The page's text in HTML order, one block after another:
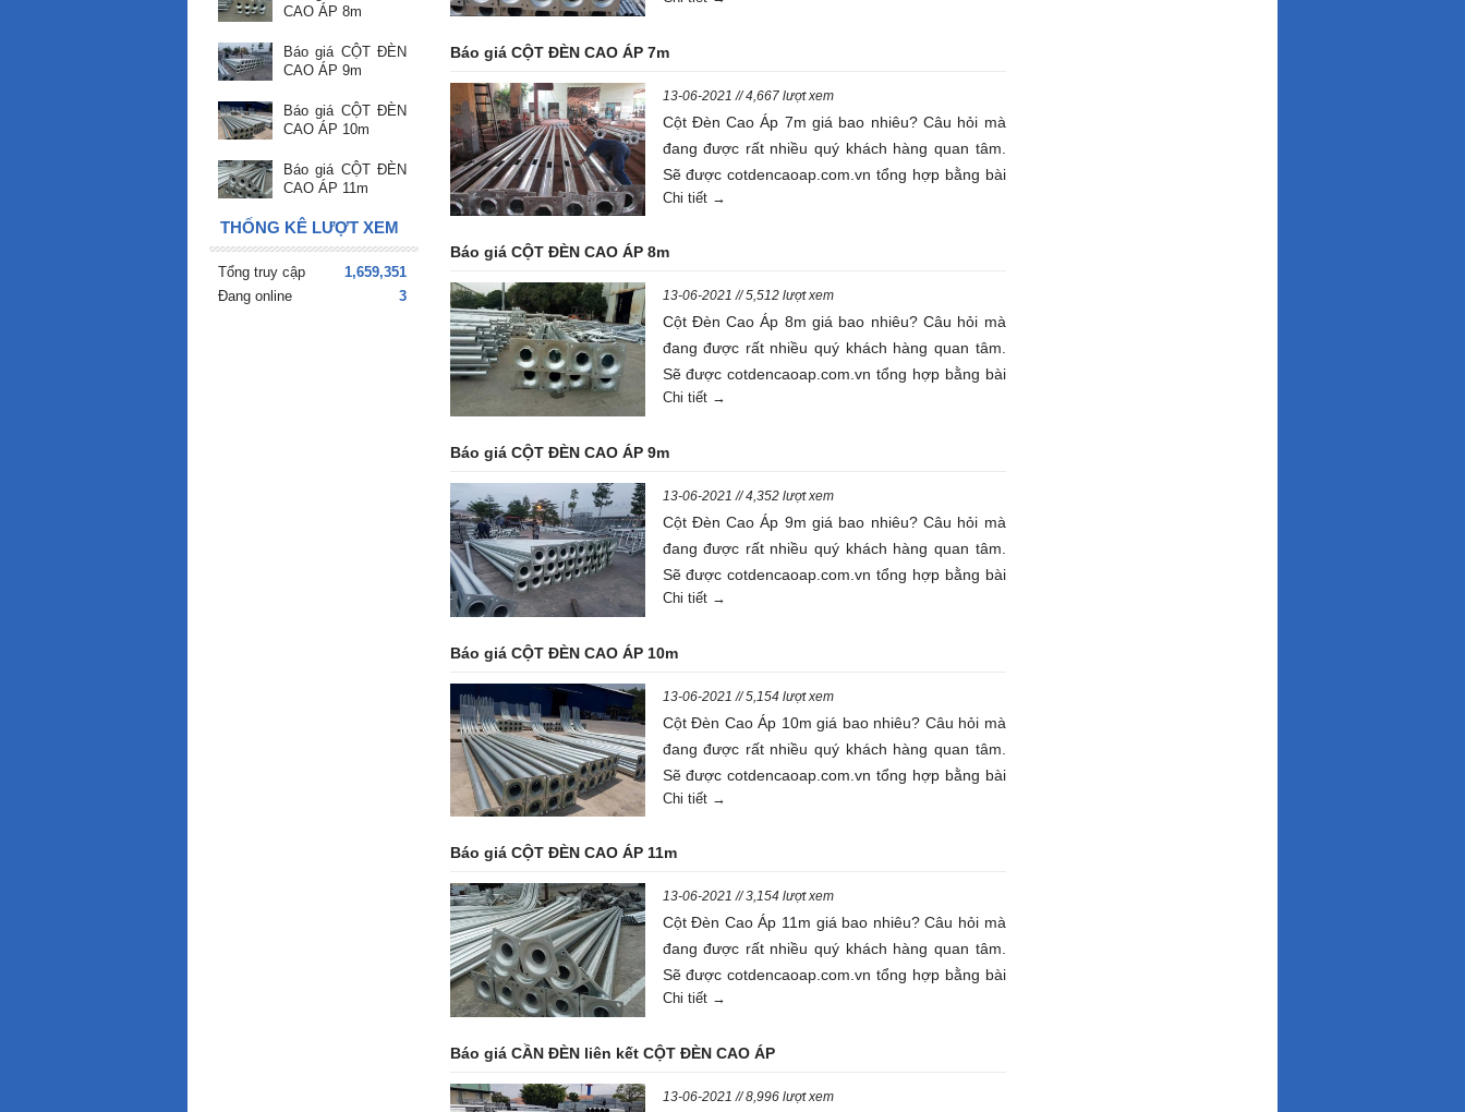
Báo giá CỘT ĐÈN CAO ÁP 7m
13-06-2021 // 4,667 lượt xem
Cột Đèn Cao Áp 7m giá bao nhiêu? Câu hỏi mà
đang được rất nhiều quý khách hàng quan tâm.
Sẽ được cotdencaoap.com.vn tổng hợp bằng bài
viết dưới đây
Chi tiết →
Báo giá CỘT ĐÈN CAO ÁP 8m
13-06-2021 // 5,512 lượt xem
Cột Đèn Cao Áp 8m giá bao nhiêu? Câu hỏi mà
đang được rất nhiều quý khách hàng quan tâm.
Sẽ được cotdencaoap.com.vn tổng hợp bằng bài
viết dưới đây
Chi tiết →
Báo giá CỘT ĐÈN CAO ÁP 9m
13-06-2021 // 4,352 lượt xem
Cột Đèn Cao Áp 9m giá bao nhiêu? Câu hỏi mà
đang được rất nhiều quý khách hàng quan tâm.
Sẽ được cotdencaoap.com.vn tổng hợp bằng bài
viết dưới đây
Chi tiết →
Báo giá CỘT ĐÈN CAO ÁP 10m
13-06-2021 // 5,154 lượt xem
Cột Đèn Cao Áp 10m giá bao nhiêu? Câu hỏi mà
đang được rất nhiều quý khách hàng quan tâm.
Sẽ được cotdencaoap.com.vn tổng hợp bằng bài
viết dưới đây
Chi tiết →
Báo giá CỘT ĐÈN CAO ÁP 11m
13-06-2021 // 3,154 lượt xem
Cột Đèn Cao Áp 11m giá bao nhiêu? Câu hỏi mà
đang được rất nhiều quý khách hàng quan tâm.
Sẽ được cotdencaoap.com.vn tổng hợp bằng bài
viết dưới đây
Chi tiết →
Báo giá CẦN ĐÈN liên kết CỘT ĐÈN CAO ÁP
13-06-2021 // 8,996 lượt xem
CAO ÁP 8m
Báo giá CỘT ĐÈN
CAO ÁP 9m
Báo giá CỘT ĐÈN
CAO ÁP 10m
Báo giá CỘT ĐÈN
CAO ÁP 11m
THỐNG KÊ LƯỢT XEM
Tổng truy cập
1,659,351
Đang online
3